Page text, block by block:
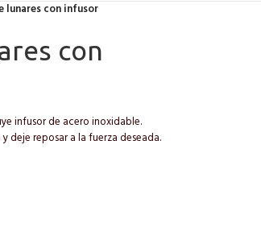
lunares con infusor
con
infusor de acero inoxidable.
deje reposar a la fuerza deseada.